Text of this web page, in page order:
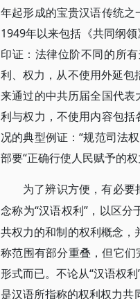
年起形成的宝贵汉语传统
1949年以来包括《共同纲
印证：法律位阶不同的所
利、权力，从不使用外延
来通过的中共历届全国代
利与权力，不使用内容包
况的典型例证：“规范司法
部要“正确行使人民赋予的
为了辨识方便，有必
念称为“汉语权利”，以区
共权力的和制的权利概念，
称范围有部分重叠，但它
形式而已。不论从“汉语权
是汉语所指称的权利权力共